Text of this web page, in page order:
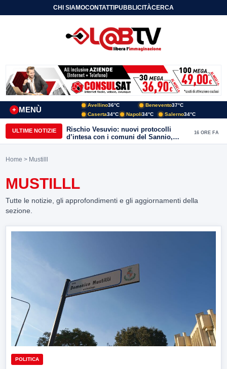
CHI SIAMOCONTATTIPUBBLICITÀCERCA
MENÙ
+
Avellino36°C Benevento37°C
Caserta34°C Napoli34°C Salerno34°C
ULTIME NOTIZIE
Rischio Vesuvio: nuovi protocolli
d’intesa con i comuni del Sannio,
firmato il protocollo con Arpaise
16 ORE FA
Home > Mustilll
MUSTILLL
Tutte le notizie, gli approfondimenti e gli aggiornamenti della
sezione.
POLITICA